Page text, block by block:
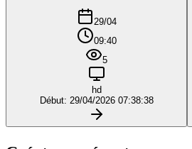
29/04
09:40
5
hd
Début: 29/04/2026 07:38:38